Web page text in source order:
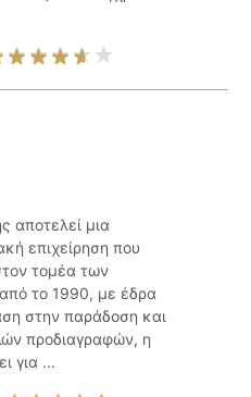
αποτελεί μια
επιχείρηση που
τομέα των
το 1990, με έδρα
στην παράδοση και
προδιαγραφών, η
για ...